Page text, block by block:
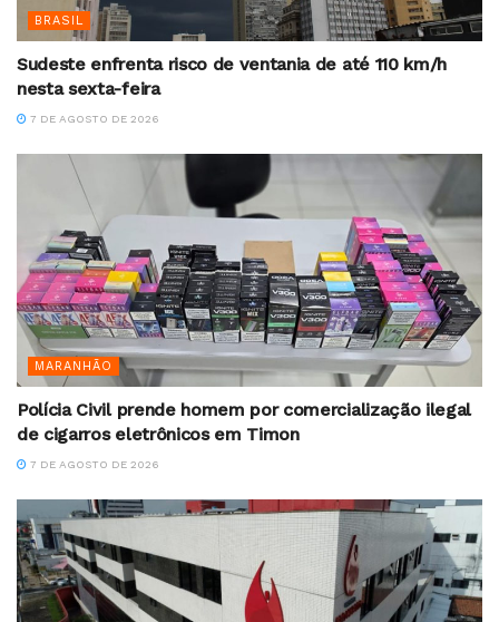
BRASIL
Sudeste enfrenta risco de ventania de até 110 km/h
nesta sexta-feira
7 DE AGOSTO DE 2026
MARANHÃO
Polícia Civil prende homem por comercialização ilegal
de cigarros eletrônicos em Timon
7 DE AGOSTO DE 2026